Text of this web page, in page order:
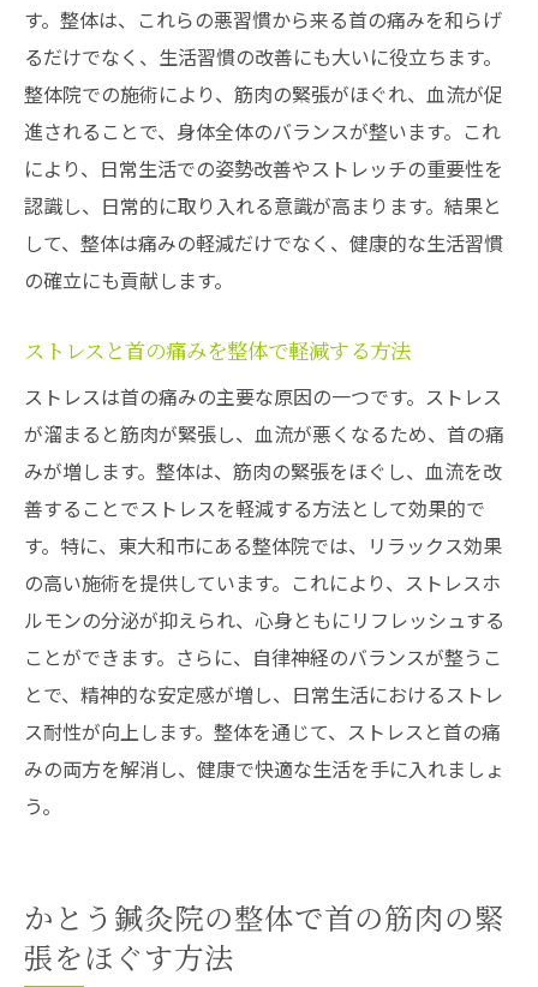
す。整体は、これらの悪習慣から来る首の痛みを和らげ
るだけでなく、生活習慣の改善にも大いに役立ちます。
整体院での施術により、筋肉の緊張がほぐれ、血流が促
進されることで、身体全体のバランスが整います。これ
により、日常生活での姿勢改善やストレッチの重要性を
認識し、日常的に取り入れる意識が高まります。結果と
して、整体は痛みの軽減だけでなく、健康的な生活習慣
の確立にも貢献します。
ストレスと首の痛みを整体で軽減する方法
ストレスは首の痛みの主要な原因の一つです。ストレス
が溜まると筋肉が緊張し、血流が悪くなるため、首の痛
みが増します。整体は、筋肉の緊張をほぐし、血流を改
善することでストレスを軽減する方法として効果的で
す。特に、東大和市にある整体院では、リラックス効果
の高い施術を提供しています。これにより、ストレスホ
ルモンの分泌が抑えられ、心身ともにリフレッシュする
ことができます。さらに、自律神経のバランスが整うこ
とで、精神的な安定感が増し、日常生活におけるストレ
ス耐性が向上します。整体を通じて、ストレスと首の痛
みの両方を解消し、健康で快適な生活を手に入れましょ
う。
かとう鍼灸院の整体で首の筋肉の緊
張をほぐす方法